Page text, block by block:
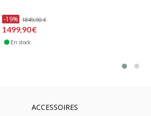
-19% 1849,90 €
1499,90 €
En stock
ACCESSOIRES